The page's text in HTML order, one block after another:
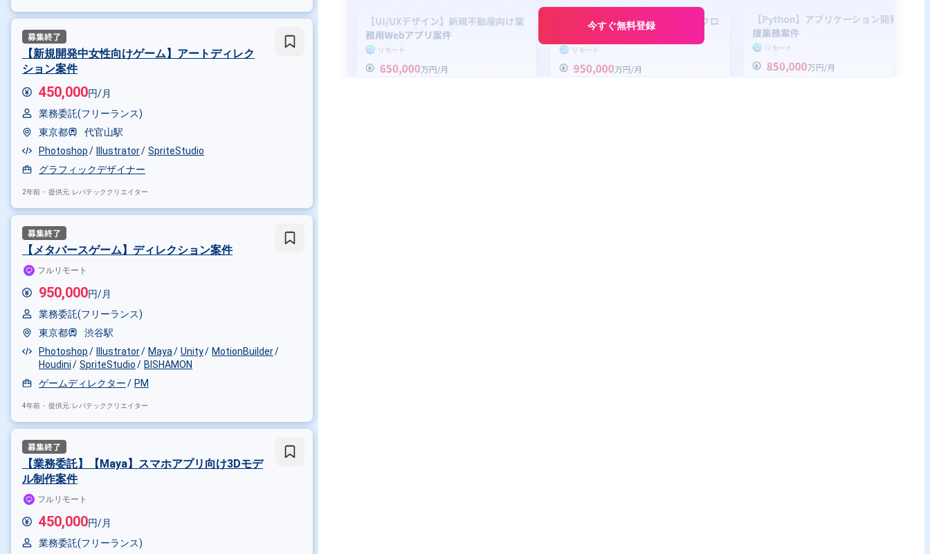
【新規開発中女性向けゲーム】アートディレク
ション案件
450,000円/月
業務委託(フリーランス)
東京都
代官山駅
Photoshop
Illustrator
SpriteStudio
グラフィックデザイナー
2年前・ 提供元: レバテッククリエイター
【メタバースゲーム】ディレクション案件
フルリモート
950,000円/月
業務委託(フリーランス)
東京都
渋谷駅
Photoshop
Illustrator Maya Unity
MotionBuilder
Houdini
SpriteStudio
BISHAMON
ゲームディレクター
PM
4年前・ 提供元: レバテッククリエイター
【業務委託】【Maya】スマホアプリ向け3Dモデ
ル制作案件
フルリモート
450,000円/月
業務委託(フリーランス)
今すぐ無料登録